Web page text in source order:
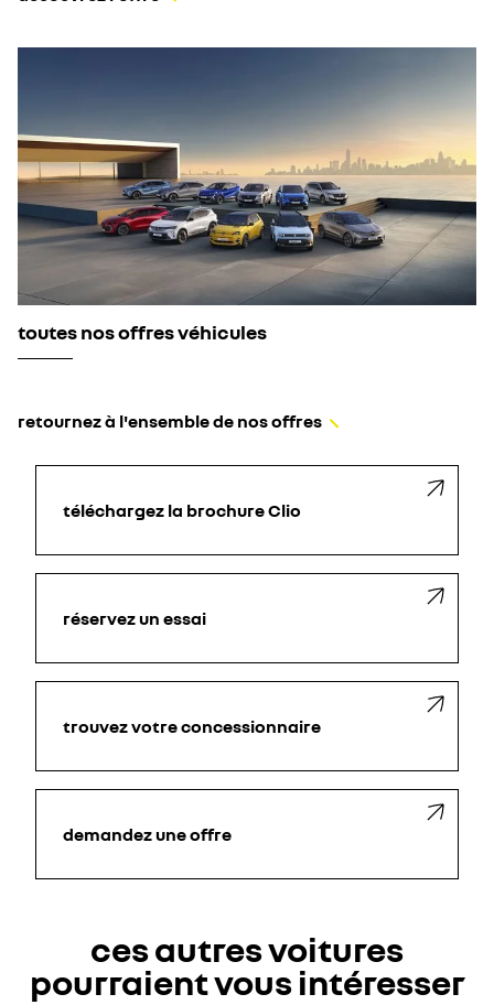
toutes nos offres véhicules
retournez à l'ensemble de nos offres
téléchargez la brochure Clio
réservez un essai
trouvez votre concessionnaire
demandez une offre
ces autres voitures
pourraient vous intéresser